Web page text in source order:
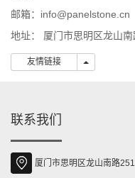
邮箱：info@panelstone.cn
地址： 厦门市思明区龙山
友情链接 友情链接
联系我们
厦门市思明区龙山南路